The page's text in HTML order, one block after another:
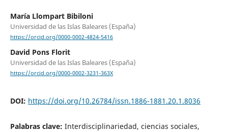
María Llompart Bibiloni
Universidad de las Islas Baleares (España)
https://orcid.org/0000-0002-4824-5416
David Pons Florit
Universidad de las Islas Baleares (España)
https://orcid.org/0000-0002-3231-363X
DOI: https://doi.org/10.26784/issn.1886-1881.20.1.8036
Palabras clave: Interdisciplinariedad, ciencias sociales,